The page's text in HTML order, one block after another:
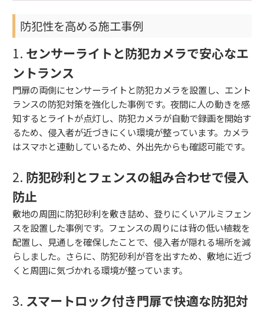
防犯性を高める施工事例
1. センサーライトと防犯カメラで安心なエ
ントランス
門扉の両側にセンサーライトと防犯カメラを設置し、エント
ランスの防犯対策を強化した事例です。夜間に人の動きを感
知するとライトが点灯し、防犯カメラが自動で録画を開始す
るため、侵入者が近づきにくい環境が整っています。カメラ
はスマホと連動しているため、外出先からも確認可能です。
2. 防犯砂利とフェンスの組み合わせで侵入
防止
敷地の周囲に防犯砂利を敷き詰め、登りにくいアルミフェン
スを設置した事例です。フェンスの周りには背の低い植栽を
配置し、見通しを確保したことで、侵入者が隠れる場所を減
らしました。さらに、防犯砂利が音を出すため、敷地に近づ
くと周囲に気づかれる環境が整っています。
3. スマートロック付き門扉で快適な防犯対